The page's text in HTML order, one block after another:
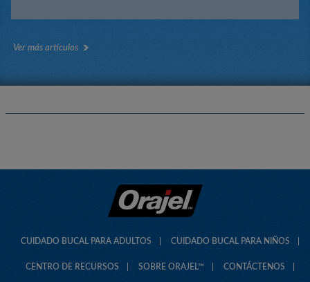
Ver más artículos
CUIDADO BUCAL PARA ADULTOS CUIDADO BUCAL PARA NIÑOS
CENTRO DE RECURSOS SOBRE ORAJEL™ CONTÁCTENOS